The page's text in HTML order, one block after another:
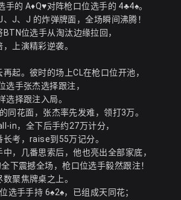
手的 A♦Q♥对阵枪口位选手的 4♣4♠。
J、J 的炸弹牌面，全场瞬间沸腾！
位选手从淘汰边缘拉回，
上演精彩逆袭。
起。彼时的场上CL在枪口位开池，
选手张杰选择跟注，
选择跟注入局。
同花面，张杰率先发难，领打3万。
in，全下后手约27万计分，
考，raise到55万记分。
，几番思索后，他也亮出全部家底，
下震撼全场，枪口位选手毅然跟注！
聚焦牌桌之上。
选手手持 6♠2♠，已组成天同花；